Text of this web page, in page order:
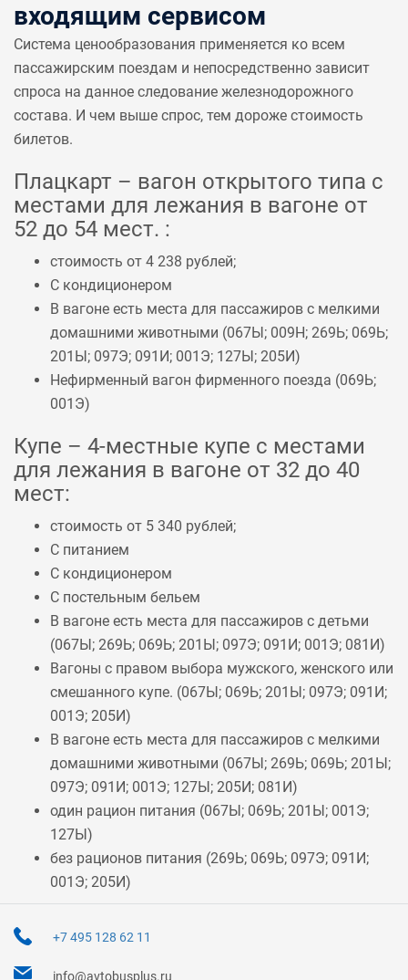
входящим сервисом
Система ценообразования применяется ко всем
пассажирским поездам и непосредственно зависит
спроса на данное следование железнодорожного
состава. И чем выше спрос, тем дороже стоимость
билетов.
Плацкарт – вагон открытого типа с
местами для лежания в вагоне от
52 до 54 мест. :
стоимость от 4 238 рублей;
С кондиционером
В вагоне есть места для пассажиров с мелкими
домашними животными (067Ы; 009Н; 269Ь; 069Ь;
201Ы; 097Э; 091И; 001Э; 127Ы; 205И)
Нефирменный вагон фирменного поезда (069Ь;
001Э)
Купе – 4-местные купе с местами
для лежания в вагоне от 32 до 40
мест:
стоимость от 5 340 рублей;
С питанием
С кондиционером
С постельным бельем
В вагоне есть места для пассажиров с детьми
(067Ы; 269Ь; 069Ь; 201Ы; 097Э; 091И; 001Э; 081И)
Вагоны с правом выбора мужского, женского или
смешанного купе. (067Ы; 069Ь; 201Ы; 097Э; 091И;
001Э; 205И)
В вагоне есть места для пассажиров с мелкими
домашними животными (067Ы; 269Ь; 069Ь; 201Ы;
097Э; 091И; 001Э; 127Ы; 205И; 081И)
один рацион питания (067Ы; 069Ь; 201Ы; 001Э;
127Ы)
без рационов питания (269Ь; 069Ь; 097Э; 091И;
001Э; 205И)
+7 495 128 62 11
info@avtobusplus.ru